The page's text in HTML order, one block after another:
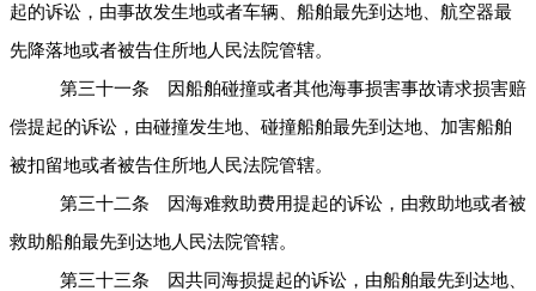
起的诉讼，由事故发生地或者车辆、船舶最先到达地、航空器最
先降落地或者被告住所地人民法院管辖。
第三十一条 因船舶碰撞或者其他海事损害事故请求损害赔
偿提起的诉讼，由碰撞发生地、碰撞船舶最先到达地、加害船舶
被扣留地或者被告住所地人民法院管辖。
第三十二条 因海难救助费用提起的诉讼，由救助地或者被
救助船舶最先到达地人民法院管辖。
第三十三条 因共同海损提起的诉讼，由船舶最先到达地、